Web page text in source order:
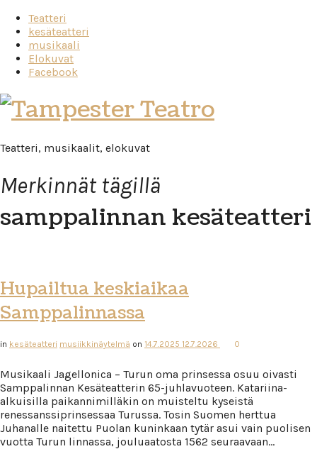
Teatteri
kesäteatteri
musikaali
Elokuvat
Facebook
Tampester
Teatro
Teatteri, musikaalit, elokuvat
Merkinnät tägillä
samppalinnan kesäteatteri
Hupailtua keskiaikaa
Samppalinnassa
in kesäteatteri musiikkinäytelmä on 14.7.2025 12.7.2026 0
Musikaali Jagellonica – Turun oma prinsessa osuu oivasti
Samppalinnan Kesäteatterin 65-juhlavuoteen. Katariina-
alkuisilla paikannimilläkin on muisteltu kyseistä
renessanssiprinsessaa Turussa. Tosin Suomen herttua
Juhanalle naitettu Puolan kuninkaan tytär asui vain puolisen
vuotta Turun linnassa, jouluaatosta 1562 seuraavaan…